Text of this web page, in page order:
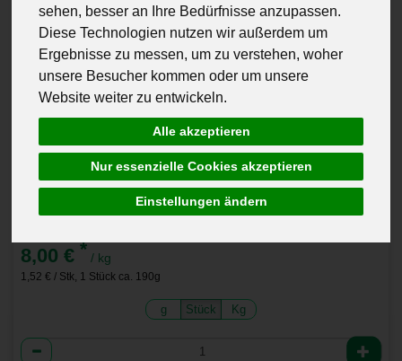
sehen, besser an Ihre Bedürfnisse anzupassen.
Diese Technologien nutzen wir außerdem um
Ergebnisse zu messen, um zu verstehen, woher
unsere Besucher kommen oder um unsere
Website weiter zu entwickeln.
Alle akzeptieren
Nur essenzielle Cookies akzeptieren
Einstellungen ändern
Aus Deutschland
8,00 €* / kg
1,52 € / Stk, 1 Stück ca. 190g
g Stück Kg
Anzahl